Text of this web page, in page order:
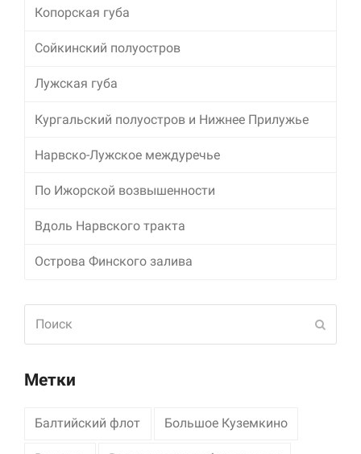
Копорская губа
Сойкинский полуостров
Лужская губа
Кургальский полуостров и Нижнее Прилужье
Нарвско-Лужское междуречье
По Ижорской возвышенности
Вдоль Нарвского тракта
Острова Финского залива
Метки
Балтийский флот Большое Куземкино
Маркетинг
интересами и
контент и